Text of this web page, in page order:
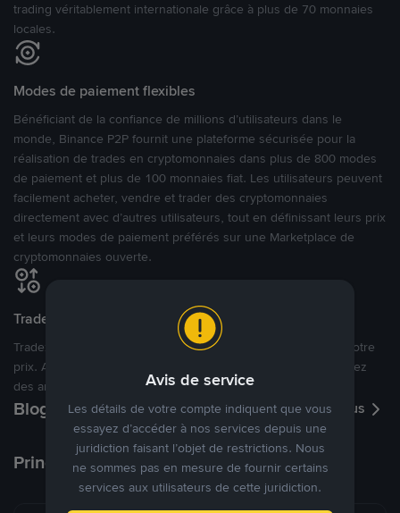
trading véritablement internationale grâce à plus de 70 monnaies
locales.
Modes de paiement flexibles
Bénéficiant de la confiance de millions d’utilisateurs dans le
monde, Binance P2P fournit une plateforme sécurisée pour la
réalisation de trades en cryptomonnaies dans plus de 800 modes
de paiement et plus de 100 monnaies fiat. Les utilisateurs peuvent
facilement acheter, vendre et trader des cryptomonnaies
directement avec d’autres utilisateurs, tout en définissant leurs prix
et leurs modes de paiement préférés sur une Marketplace de
cryptomonnaies ouverte.
Tradez à des prix avantageux pour vous
Tradez des cryptos en étant libres d’acheter et de vendre à votre
prix. Achetez ou vendez à partir des offres existantes, ou créez
des annonces commerciales pour fixer vos propres prix.
Blog P2P Voir plus
Principaux modes de paiement
Avis de service
Les détails de votre compte indiquent que vous
essayez d’accéder à nos services depuis une
juridiction faisant l’objet de restrictions. Nous
ne sommes pas en mesure de fournir certains
services aux utilisateurs de cette juridiction.